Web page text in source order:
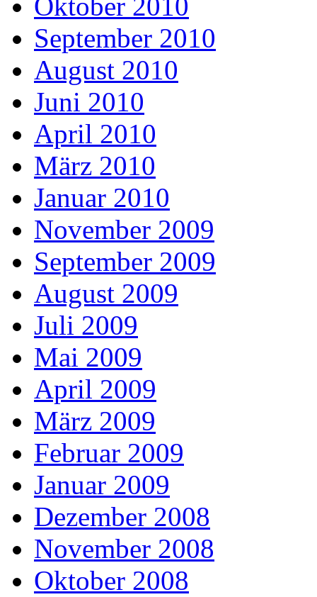
Oktober 2010
September 2010
August 2010
Juni 2010
April 2010
März 2010
Januar 2010
November 2009
September 2009
August 2009
Juli 2009
Mai 2009
April 2009
März 2009
Februar 2009
Januar 2009
Dezember 2008
November 2008
Oktober 2008